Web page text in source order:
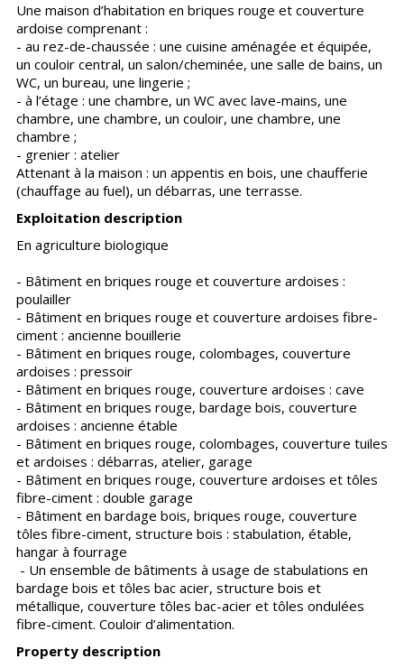
Une maison d’habitation en briques rouge et couverture
ardoise comprenant :
- au rez-de-chaussée : une cuisine aménagée et équipée,
un couloir central, un salon/cheminée, une salle de bains, un
WC, un bureau, une lingerie ;
- à l’étage : une chambre, un WC avec lave-mains, une
chambre, une chambre, un couloir, une chambre, une
chambre ;
- grenier : atelier
Attenant à la maison : un appentis en bois, une chaufferie
(chauffage au fuel), un débarras, une terrasse.
Exploitation description
En agriculture biologique
- Bâtiment en briques rouge et couverture ardoises :
poulailler
- Bâtiment en briques rouge et couverture ardoises fibre-
ciment : ancienne bouillerie
- Bâtiment en briques rouge, colombages, couverture
ardoises : pressoir
- Bâtiment en briques rouge, couverture ardoises : cave
- Bâtiment en briques rouge, bardage bois, couverture
ardoises : ancienne étable
- Bâtiment en briques rouge, colombages, couverture tuiles
et ardoises : débarras, atelier, garage
- Bâtiment en briques rouge, couverture ardoises et tôles
fibre-ciment : double garage
- Bâtiment en bardage bois, briques rouge, couverture
tôles fibre-ciment, structure bois : stabulation, étable,
hangar à fourrage
- Un ensemble de bâtiments à usage de stabulations en
bardage bois et tôles bac acier, structure bois et
métallique, couverture tôles bac-acier et tôles ondulées
fibre-ciment. Couloir d’alimentation.
Property description